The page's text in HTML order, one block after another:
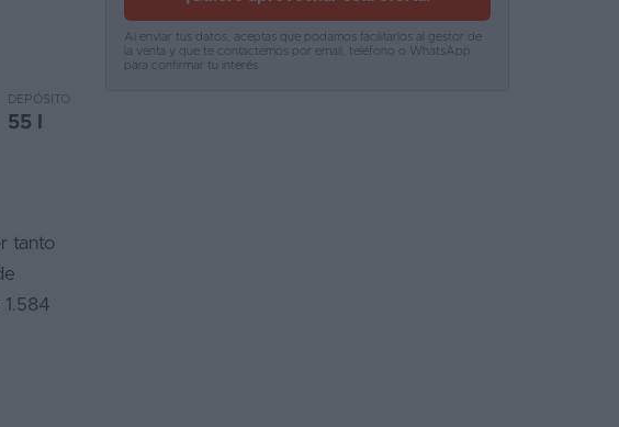
DEPÓSITO
55 l
Al enviar tus datos, aceptas que podamos facilitarlos al gestor de
la venta y que te contactemos por email, teléfono o WhatsApp
para confirmar tu interés.
tanto